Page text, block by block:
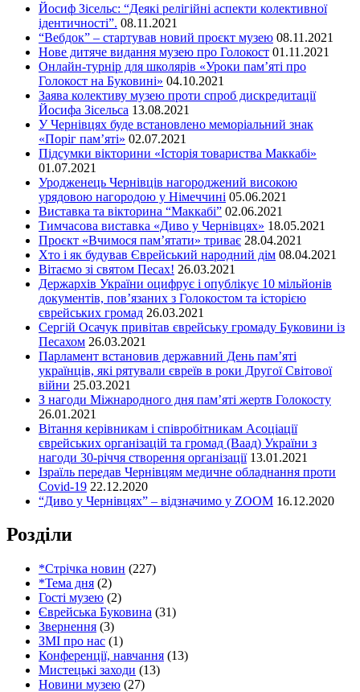
Йосиф Зісельс: “Деякі релігійні аспекти колективної
ідентичності”. 08.11.2021
“Вебдок” – стартував новий проєкт музею 08.11.2021
Нове дитяче видання музею про Голокост 01.11.2021
Онлайн-турнір для школярів «Уроки пам’яті про
Голокост на Буковині» 04.10.2021
Заява колективу музею проти спроб дискредитації
Йосифа Зісельса 13.08.2021
У Чернівцях буде встановлено меморіальний знак
«Поріг пам’яті» 02.07.2021
Підсумки вікторини «Історія товариства Маккабі»
01.07.2021
Уродженець Чернівців нагороджений високою
урядовою нагородою у Німеччині 05.06.2021
Виставка та вікторина “Маккабі” 02.06.2021
Тимчасова виставка «Диво у Чернівцях» 18.05.2021
Проєкт «Вчимося пам’ятати» триває 28.04.2021
Хто і як будував Єврейський народний дім 08.04.2021
Вітаємо зі святом Песах! 26.03.2021
Держархів України оцифрує і опублікує 10 мільйонів
документів, пов’язаних з Голокостом та історією
єврейських громад 26.03.2021
Сергій Осачук привітав єврейську громаду Буковини із
Песахом 26.03.2021
Парламент встановив державний День пам’яті
українців, які рятували євреїв в роки Другої Світової
війни 25.03.2021
З нагоди Міжнародного дня пам’яті жертв Голокосту
26.01.2021
Вітання керівникам і співробітникам Асоціації
єврейських організацій та громад (Ваад) України з
нагоди 30-річчя створення організації 13.01.2021
Ізраїль передав Чернівцям медичне обладнання проти
Covid-19 22.12.2020
“Диво у Чернівцях” – відзначимо у ZOOM 16.12.2020
Розділи
*Стрічка новин (227)
*Тема дня (2)
Гості музею (2)
Єврейська Буковина (31)
Звернення (3)
ЗМІ про нас (1)
Конференції, навчання (13)
Мистецькі заходи (13)
Новини музею (27)